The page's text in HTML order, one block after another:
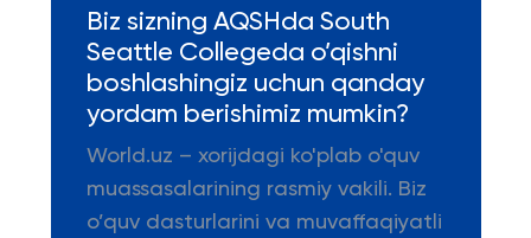
Biz sizning AQSHda South
Seattle Collegeda o’qishni
boshlashingiz uchun qanday
yordam berishimiz mumkin?
World.uz – xorijdagi ko'plab o'quv
muassasalarining rasmiy vakili. Biz
o’quv dasturlarini va muvaffaqiyatli